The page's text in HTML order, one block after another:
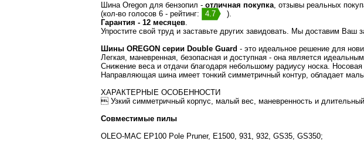
Шина Oregon для бензопил - отличная покупка, отзывы реальных
(кол-во голосов 6 - рейтинг:
4.7
).
Гарантия - 12 месяцев.
Упростите свой труд и заставьте других завидовать. Мы доставим Ваш
Шины OREGON серии Double Guard - это идеальное решение для
Легкая, маневренная, безопасная и доступная - она является
Снижение веса и отдачи благодаря небольшому радиусу носка.
Направляющая шина имеет тонкий симметричный контур, обладает
ХАРАКТЕРНЫЕ ОСОБЕННОСТИ
 Узкий симметричный корпус, малый вес, маневренность и
Совместимые пилы
OLEO-MAC EP100 Pole Pruner, E1500, 931, 932, GS35, GS350;